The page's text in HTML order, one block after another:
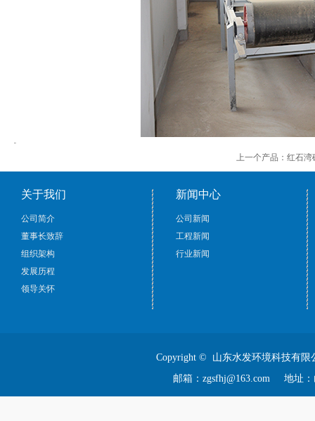
上一个产品： 红石湾
关于我们
公司简介
董事长致辞
组织架构
发展历程
领导关怀
新闻中心
公司新闻
工程新闻
行业新闻
Copyright © 山东水发环境科技有
邮箱：zgsfhj@163.com 地址